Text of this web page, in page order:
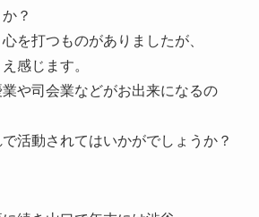
？
を打つものがありましたが、
感じます。
や司会業などがお出来になるの
活動されてはいかがでしょうか？